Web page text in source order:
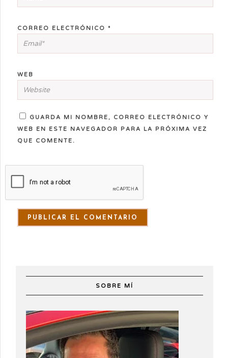
CORREO ELECTRÓNICO *
WEB
GUARDA MI NOMBRE, CORREO ELECTRÓNICO Y
WEB EN ESTE NAVEGADOR PARA LA PRÓXIMA VEZ
QUE COMENTE.
SOBRE MÍ